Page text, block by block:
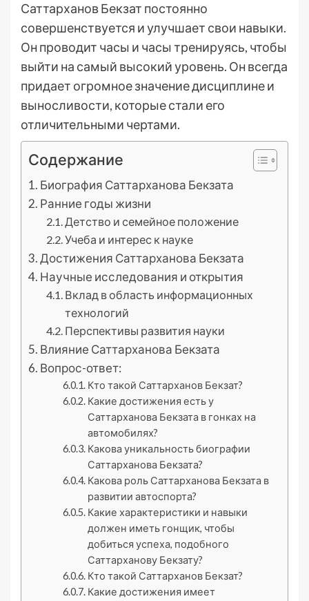
Саттарханов Бекзат постоянно
совершенствуется и улучшает свои навыки.
Он проводит часы и часы тренируясь, чтобы
выйти на самый высокий уровень. Он всегда
придает огромное значение дисциплине и
выносливости, которые стали его
отличительными чертами.
Содержание
Биография Саттарханова Бекзата
Ранние годы жизни
Детство и семейное положение
Учеба и интерес к науке
Достижения Саттарханова Бекзата
Научные исследования и открытия
Вклад в область информационных
технологий
Перспективы развития науки
Влияние Саттарханова Бекзата
Вопрос-ответ:
Кто такой Саттарханов Бекзат?
Какие достижения есть у
Саттарханова Бекзата в гонках на
автомобилях?
Какова уникальность биографии
Саттарханова Бекзата?
Какова роль Саттарханова Бекзата в
развитии автоспорта?
Какие характеристики и навыки
должен иметь гонщик, чтобы
добиться успеха, подобного
Саттарханову Бекзату?
Кто такой Саттарханов Бекзат?
Какие достижения имеет